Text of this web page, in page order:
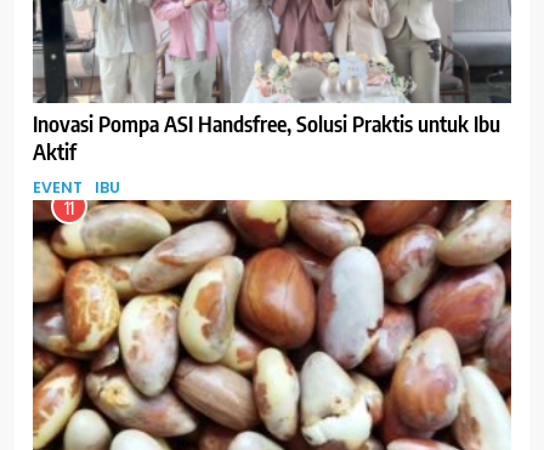
Inovasi Pompa ASI Handsfree, Solusi Praktis untuk Ibu
Aktif
EVENT IBU
11